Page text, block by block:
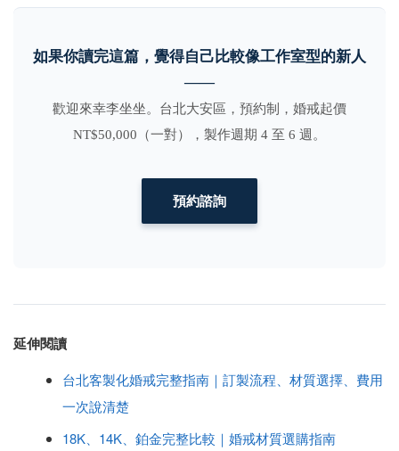
如果你讀完這篇，覺得自己比較像工作室型的新人
——
歡迎來幸李坐坐。台北大安區，預約制，婚戒起價
NT$50,000（一對），製作週期 4 至 6 週。
預約諮詢
延伸閱讀
台北客製化婚戒完整指南｜訂製流程、材質選擇、費用
一次說清楚
18K、14K、鉑金完整比較｜婚戒材質選購指南